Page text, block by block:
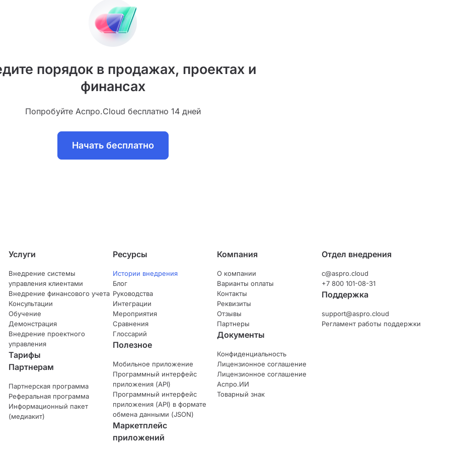
порядок в продажах, проектах и
финансах
Попробуйте Аспро.Cloud бесплатно 14 дней
Начать бесплатно
Услуги
Внедрение системы
управления клиентами
Внедрение финансового учета
Консультации
Обучение
Демонстрация
Внедрение проектного
управления
Тарифы
Партнерам
Партнерская программа
Реферальная программа
Информационный пакет
(медиакит)
Ресурсы
Истории внедрения
Блог
Руководства
Интеграции
Мероприятия
Сравнения
Глоссарий
Полезное
Мобильное приложение
Программный интерфейс
приложения (API)
Программный интерфейс
приложения (API) в формате
обмена данными (JSON)
Маркетплейс
приложений
Компания
О компании
Варианты оплаты
Контакты
Реквизиты
Отзывы
Партнеры
Документы
Конфиденциальность
Лицензионное соглашение
Лицензионное соглашение
Аспро.ИИ
Товарный знак
Отдел внедрения
c@aspro.cloud
+7 800 101-08-31
Поддержка
support@aspro.cloud
Регламент работы поддержки